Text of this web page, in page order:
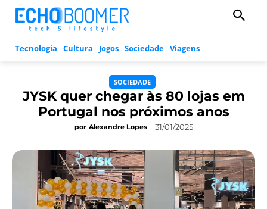
Tecnologia Cultura Jogos Sociedade Viagens
SOCIEDADE
JYSK quer chegar às 80 lojas em
Portugal nos próximos anos
por Alexandre Lopes 31/01/2025